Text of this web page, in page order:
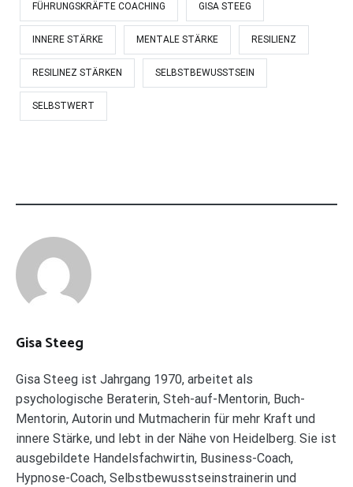
FÜHRUNGSKRÄFTE COACHING GISA STEEG
INNERE STÄRKE MENTALE STÄRKE RESILIENZ
RESILINEZ STÄRKEN SELBSTBEWUSSTSEIN
SELBSTWERT
Gisa Steeg
Gisa Steeg ist Jahrgang 1970, arbeitet als
psychologische Beraterin, Steh-auf-Mentorin, Buch-
Mentorin, Autorin und Mutmacherin für mehr Kraft und
innere Stärke, und lebt in der Nähe von Heidelberg. Sie ist
ausgebildete Handelsfachwirtin, Business-Coach,
Hypnose-Coach, Selbstbewusstseinstrainerin und